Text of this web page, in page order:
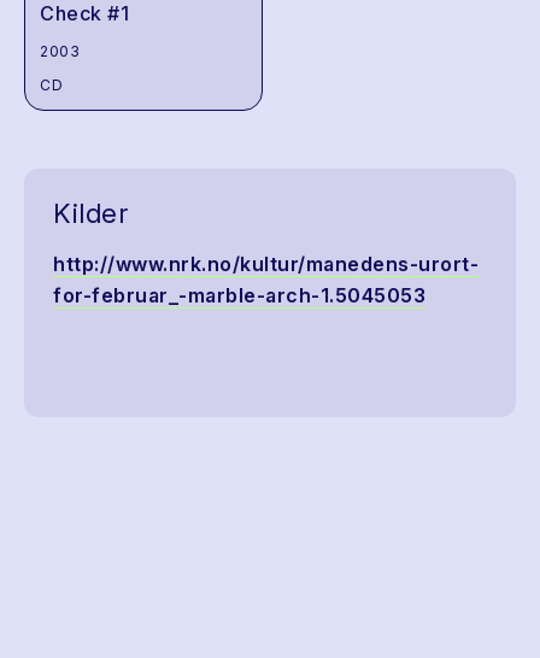
Check #1
2003
CD
Kilder
http://www.nrk.no/kultur/manedens-urort-
for-februar_-marble-arch-1.5045053